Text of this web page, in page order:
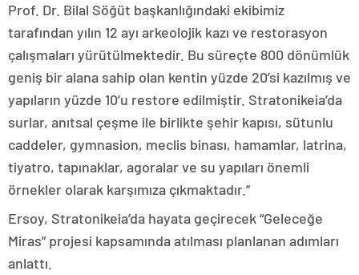
Prof. Dr. Bilal Söğüt başkanlığındaki ekibimiz
tarafından yılın 12 ayı arkeolojik kazı ve restorasyon
çalışmaları yürütülmektedir. Bu süreçte 800 dönümlük
geniş bir alana sahip olan kentin yüzde 20’si kazılmış ve
yapıların yüzde 10’u restore edilmiştir. Stratonikeia’da
surlar, anıtsal çeşme ile birlikte şehir kapısı, sütunlu
caddeler, gymnasion, meclis binası, hamamlar, latrina,
tiyatro, tapınaklar, agoralar ve su yapıları önemli
örnekler olarak karşımıza çıkmaktadır.”
Ersoy, Stratonikeia’da hayata geçirecek “Geleceğe
Miras” projesi kapsamında atılması planlanan adımları
anlattı.